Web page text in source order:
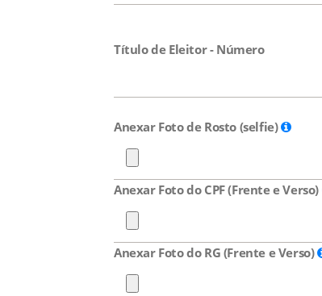
Título de Eleitor - Número
Anexar Foto de Rosto (selfie)
Anexar Foto do CPF (Frente e Verso)
Anexar Foto do RG (Frente e Verso)